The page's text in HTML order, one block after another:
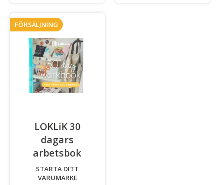
FÖRSÄLJNING
LOKLiK 30
dagars
arbetsbok
STARTA DITT
VARUMÄRKE